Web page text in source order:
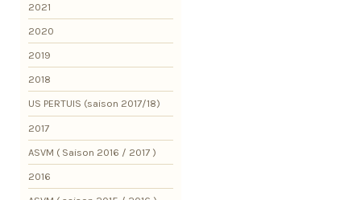
2021
2020
2019
2018
US PERTUIS (saison 2017/18)
2017
ASVM ( Saison 2016 / 2017 )
2016